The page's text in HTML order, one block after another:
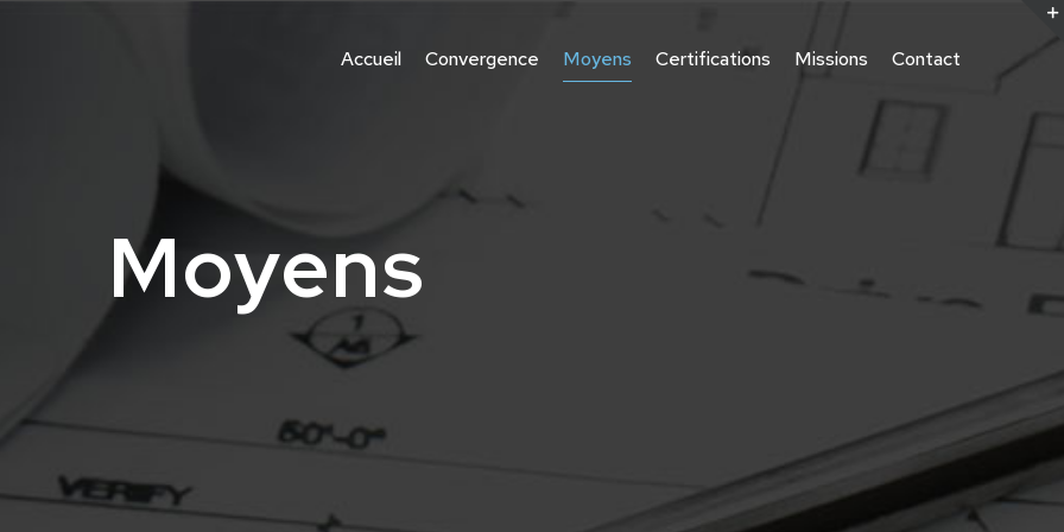
Accueil Convergence Moyens Certifications Missions Contact
Moyens